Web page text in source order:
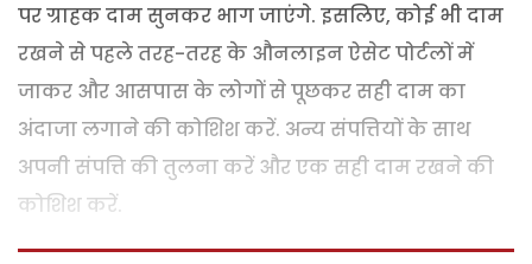
पर ग्राहक दाम सुनकर भाग जाएंगे. इसलिए, कोई भी दाम
रखने से पहले तरह-तरह के औनलाइन ऐसेट पोर्टलों में
जाकर और आसपास के लोगों से पूछकर सही दाम का
अंदाजा लगाने की कोशिश करें. अन्य संपत्तियों के साथ
अपनी संपत्ति की तुलना करें और एक सही दाम रखने की
कोशिश करें.